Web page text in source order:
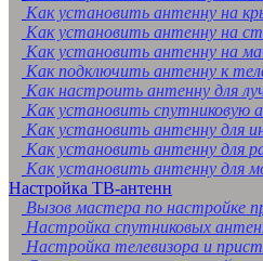
Как установить антенну на
Как установить антенну на
Как установить антенну на
Как подключить антенну к
Как настроить антенну для
Как установить спутниковую
Как установить антенну для
Как установить антенну для
Как установить антенну для
Настройка ТВ-антенн
Вызов мастера по настройке
Настройка спутниковых
Настройка телевизора и